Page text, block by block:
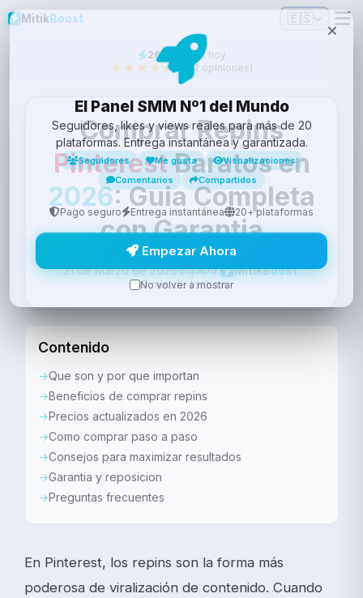
Mitik Boost 🇪🇸
26vendidos hoy
★★★★★ (2 opiniones)
Comprar Repins
PinterestBaratos en
2026: Guia Completa
con Garantia
21 de Marzo de 2026·Equipo MitikBoost·
10 min de lectura
Contenido
Que son y por que importan
Beneficios de comprar repins
Precios actualizados en 2026
Como comprar paso a paso
Consejos para maximizar resultados
Garantia y reposicion
Preguntas frecuentes
En Pinterest, los repins son la forma más
poderosa de viralización de contenido. Cuando
El Panel SMM Nº1 del Mundo
Seguidores, likes y views reales para más de 20
plataformas. Entrega instantánea y garantizada.
Seguidores Me gusta
Visualizaciones
Comentarios
Compartidos
Pago seguro Entrega instantánea 20+ plataformas
Empezar Ahora
No volver a mostrar